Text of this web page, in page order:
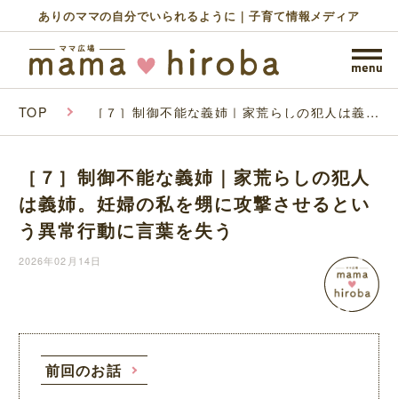
ありのママの自分でいられるように｜子育て情報メディア
TOP ［７］制御不能な義姉｜家荒らしの犯人は義
に言葉を失う
［７］制御不能な義姉｜家荒らしの犯人
は義姉。妊婦の私を甥に攻撃させるとい
う異常行動に言葉を失う
2026年02月14日
前回のお話